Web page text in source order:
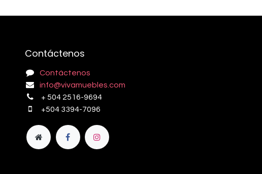
Contáctenos
Contáctenos
info@vivamuebles.com
+ 504 2516-9694
+504 3394-7096